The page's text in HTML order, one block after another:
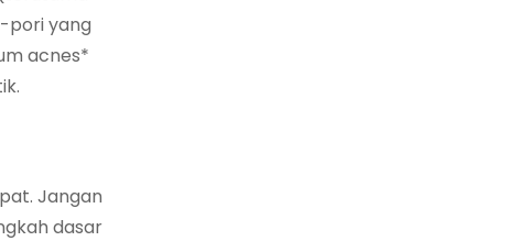
pori yang
acnes*
Jangan
dasar